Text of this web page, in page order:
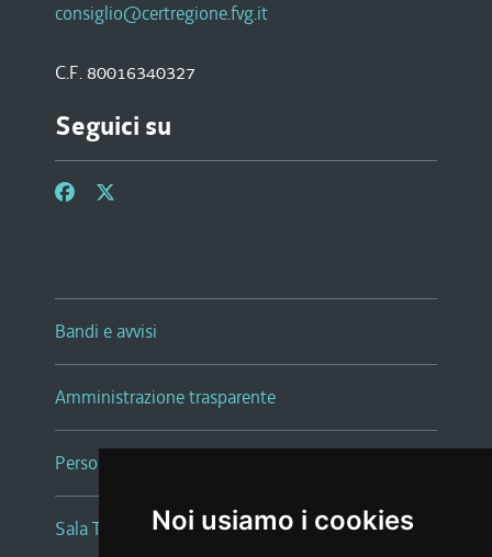
Noi usiamo i cookies
consiglio@certregione.fvg.it
C.F. 80016340327
Seguici su
Bandi e avvisi
Amministrazione trasparente
Persone e Uffici
Sala Tiziano Tessitori